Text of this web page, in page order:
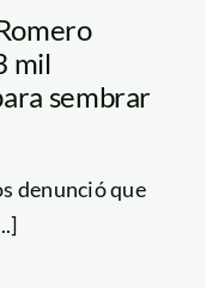
mil
sembrar
denunció que